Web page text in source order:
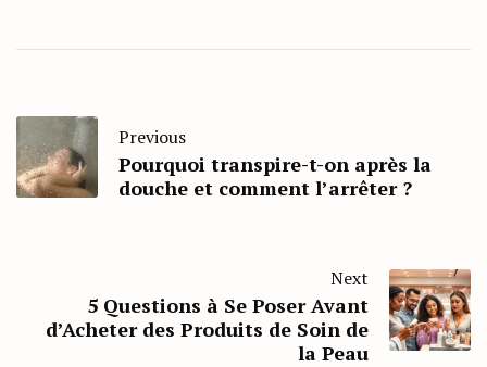
Previous
Pourquoi transpire-t-on après la
douche et comment l’arrêter ?
Next
5 Questions à Se Poser Avant
d’Acheter des Produits de Soin de
la Peau